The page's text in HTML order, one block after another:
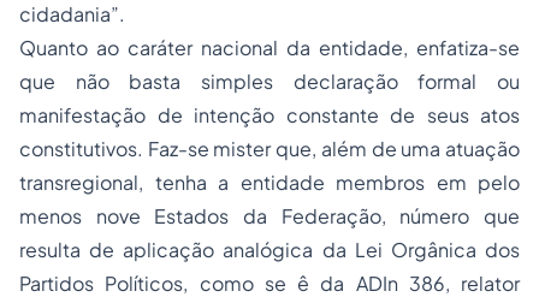
cidadania”.
Quanto ao caráter nacional da entidade, enfatiza-se
que não basta simples declaração formal ou
manifestação de intenção constante de seus atos
constitutivos. Faz-se mister que, além de uma atuação
transregional, tenha a entidade membros em pelo
menos nove Estados da Federação, número que
resulta de aplicação analógica da Lei Orgânica dos
Partidos Políticos, como se ê da ADIn 386, relator